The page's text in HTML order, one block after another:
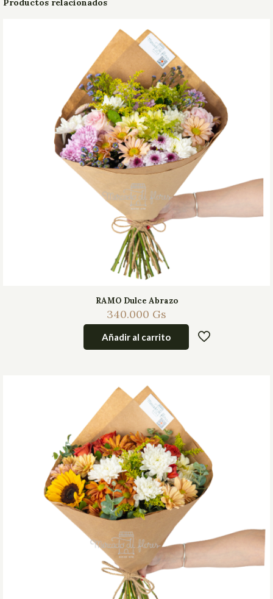
Productos relacionados
RAMO Dulce Abrazo
340.000 Gs
Añadir al carrito